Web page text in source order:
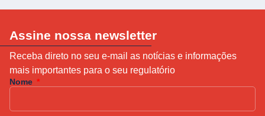
Assine nossa newsletter
Receba direto no seu e-mail as notícias e informações
mais importantes para o seu regulatório
Nome